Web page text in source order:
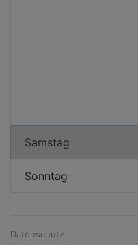
Samstag
Sonntag
Datenschutz